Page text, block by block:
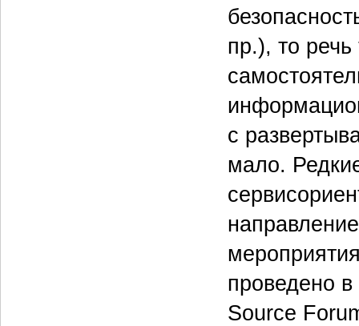
пр.), то
с
мало.
проведено
Source